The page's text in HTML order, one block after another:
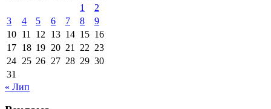
1
2
3
4 5 6 7 8
9
10 11 12 13 14 15 16
17 18 19 20 21 22 23
24 25 26 27 28 29 30
31
« Лип